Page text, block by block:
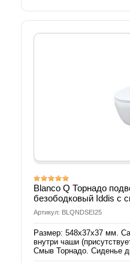
Blanco Q Торнадо
безободковый Iddis с
Артикул: BLQNDSEI25
Размер: 548х37х37 мм.
внутри чаши
Смыв Торнадо. Сиденье